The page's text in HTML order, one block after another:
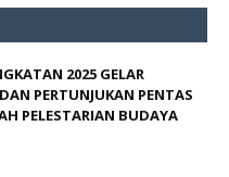
2025 GELAR
PERTUNJUKAN PENTAS
PELESTARIAN BUDAYA